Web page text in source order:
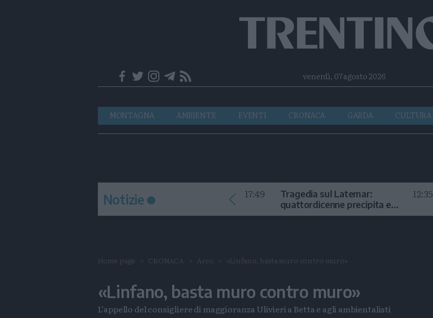
Telegram
RSSvenerdì, 07 agosto 2026
Navigazione
principale
MONTAGNA AMBIENTE EVENTI CRONACA GARDA CULTURA
Notizie 17:49
Tragedia sul Latemar:
quattordicenne precipita e
muore
12:35
Home page CRONACA Arco «Linfano, basta muro contro muro»
«Linfano, basta muro contro muro»
L’appello del consigliere di maggioranza Ulivieri a Betta e agli ambientalisti